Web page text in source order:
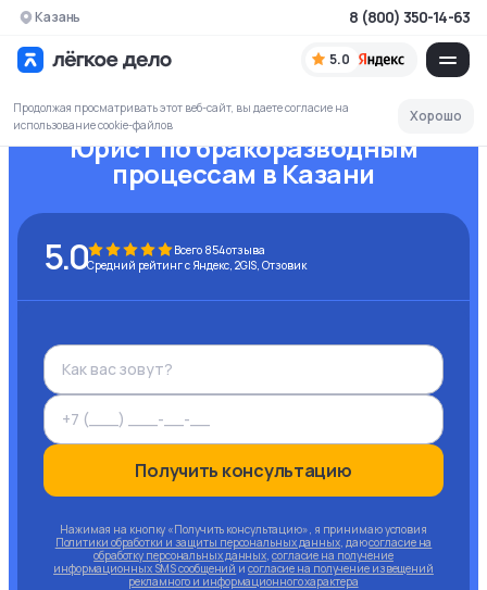
Казань
5.0
8 (800) 350-14-63
Продолжая просматривать этот веб-сайт, вы даете согласие на
использование cookie-файлов
Хорошо
Юрист по бракоразводным
процессам в Казани
5.0 Всего 854отзыва
Средний рейтинг с Яндекс, 2GIS, Отзовик
Получить консультацию
Нажимая на кнопку «Получить консультацию», я принимаю условия
Политики обработки и защиты персональных данных, даюсогласие на
обработку персональных данных, согласие на получение
информационных SMS сообщений и согласие на получение извещений
рекламного и информационного характера